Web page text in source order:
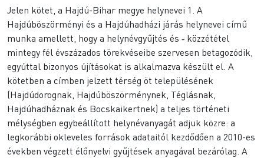
Jelen kötet, a Hajdú-Bihar megye helynevei 1. A
Hajdúböszörményi és a Hajdúhadházi járás helynevei című
munka amellett, hogy a helynévgyűjtés és ‑ közzététel
mintegy fél évszázados törekvéseibe szervesen betagozódik,
egyúttal bizonyos újításokat is alkalmazva készült el. A
kötetben a címben jelzett térség öt településének
(Hajdúdorognak, Hajdúböszörménynek, Téglásnak,
Hajdúhadháznak és Bocskaikertnek) a teljes történeti
mélységben egybeállított helynévanyagát adjuk közre: a
legkorábbi okleveles források adataitól kezdődően a 2010-es
években végzett élőnyelvi gyűjtések anyagával bezárólag. A